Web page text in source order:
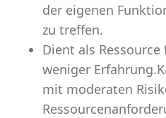
der eigenen
zu treffen.
Dient als
weniger
mit moderaten